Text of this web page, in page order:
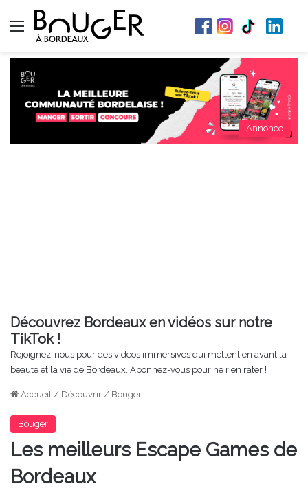
Menu
Annonce
Découvrez Bordeaux en vidéos sur notre
TikTok !
Rejoignez-nous pour des vidéos immersives qui mettent en avant la
beauté et la vie de Bordeaux. Abonnez-vous pour ne rien rater !
Accueil / Découvrir / Bouger
Bouger
Les meilleurs Escape Games de
Bordeaux